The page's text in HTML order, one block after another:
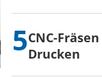
CNC-
Drucken